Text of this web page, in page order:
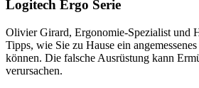
Logitech Ergo Serie
Olivier Girard, Ergonomie-Spezialist und
Tipps, wie Sie zu Hause ein
können. Die falsche Ausrüstung kann
verursachen.